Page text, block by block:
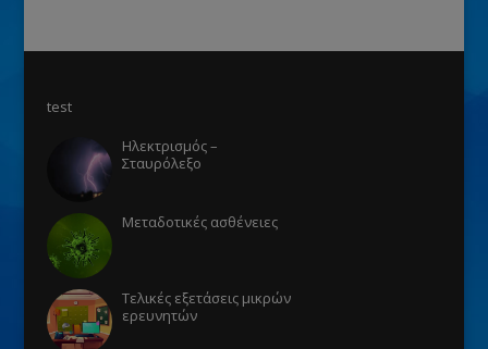
test
Ηλεκτρισμός –
Σταυρόλεξο
Μεταδοτικές ασθένειες
Τελικές εξετάσεις μικρών
ερευνητών